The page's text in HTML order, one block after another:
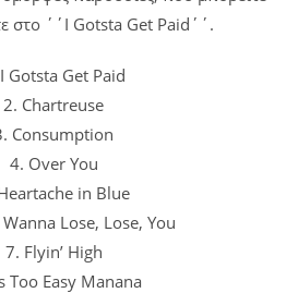
στο ΄΄I Gotsta Get Paid΄΄.
Gotsta Get Paid
2. Chartreuse
Consumption
4. Over You
in Blue
Wanna Lose, Lose, You
7. Flyin’ High
Too Easy Manana